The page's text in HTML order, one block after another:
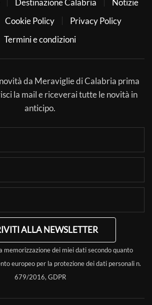
Destinazione Calabria
Notizie
Cookie Policy
Privacy Policy
Termini e condizioni
da Meraviglie di Calabria prima
la mail e riceverai tutte le novità in
anticipo.
ALLA NEWSLETTER
memorizzazione dei miei dati secondo quanto
europeo per la protezione dei dati personali n.
679/2016, GDPR